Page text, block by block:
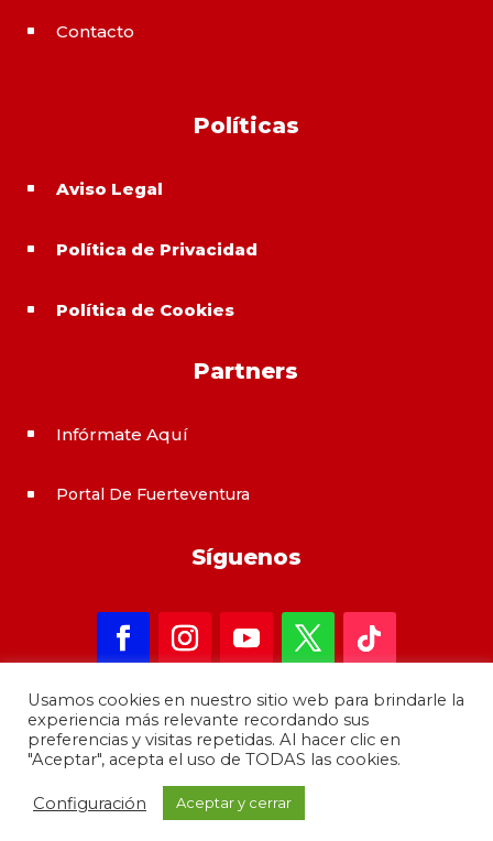
^ Contacto
Políticas
^ Aviso Legal
^ Política de Privacidad
^ Política de Cookies
Partners
^ Infórmate Aquí
^ Portal De Fuerteventura
Síguenos
Copyright 2021 – informateAqui · Desarrollado por
GrupoMoba –644 80 80 44
Usamos cookies en nuestro sitio web para brindarle la
experiencia más relevante recordando sus
preferencias y visitas repetidas. Al hacer clic en
"Aceptar", acepta el uso de TODAS las cookies.
Configuración Aceptar y cerrar